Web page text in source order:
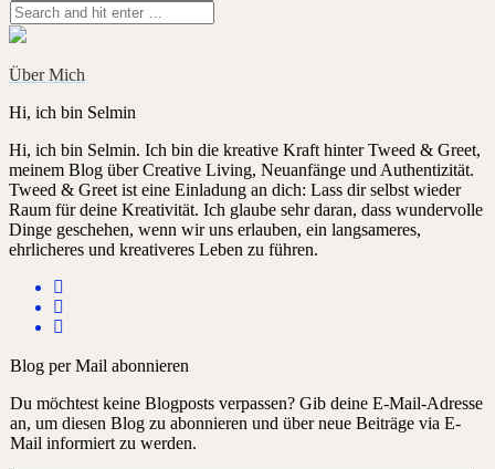
Über Mich
Hi, ich bin Selmin
Hi, ich bin Selmin. Ich bin die kreative Kraft hinter Tweed & Greet,
meinem Blog über Creative Living, Neuanfänge und Authentizität.
Tweed & Greet ist eine Einladung an dich: Lass dir selbst wieder
Raum für deine Kreativität. Ich glaube sehr daran, dass wundervolle
Dinge geschehen, wenn wir uns erlauben, ein langsameres,
ehrlicheres und kreativeres Leben zu führen.
Blog per Mail abonnieren
Du möchtest keine Blogposts verpassen? Gib deine E-Mail-Adresse
an, um diesen Blog zu abonnieren und über neue Beiträge via E-
Mail informiert zu werden.